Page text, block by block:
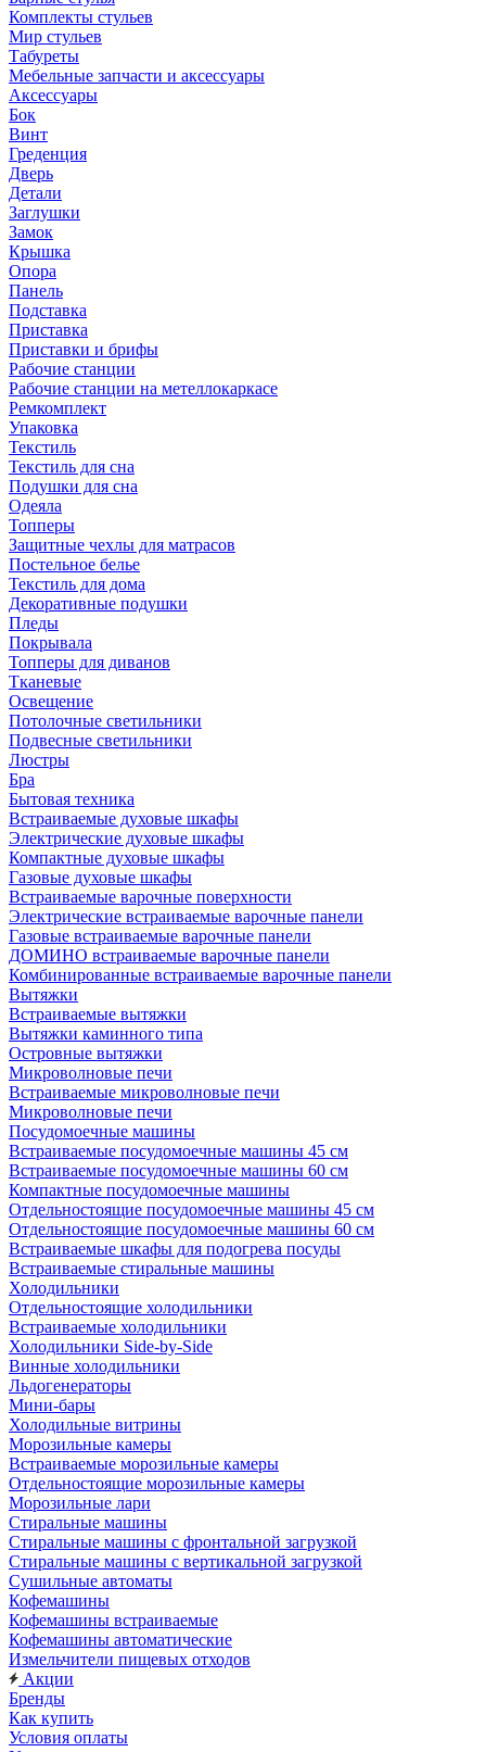
Комплекты стульев
Мир стульев
Табуреты
Мебельные запчасти и аксессуары
Аксессуары
Бок
Винт
Греденция
Дверь
Детали
Заглушки
Замок
Крышка
Опора
Панель
Подставка
Приставка
Приставки и брифы
Рабочие станции
Рабочие станции на метеллокаркасе
Ремкомплект
Упаковка
Текстиль
Текстиль для сна
Подушки для сна
Одеяла
Топперы
Защитные чехлы для матрасов
Постельное белье
Текстиль для дома
Декоративные подушки
Пледы
Покрывала
Топперы для диванов
Тканевые
Освещение
Потолочные светильники
Подвесные светильники
Люстры
Бра
Бытовая техника
Встраиваемые духовые шкафы
Электрические духовые шкафы
Компактные духовые шкафы
Газовые духовые шкафы
Встраиваемые варочные поверхности
Электрические встраиваемые варочные панели
Газовые встраиваемые варочные панели
ДОМИНО встраиваемые варочные панели
Комбинированные встраиваемые варочные панели
Вытяжки
Встраиваемые вытяжки
Вытяжки каминного типа
Островные вытяжки
Микроволновые печи
Встраиваемые микроволновые печи
Микроволновые печи
Посудомоечные машины
Встраиваемые посудомоечные машины 45 см
Встраиваемые посудомоечные машины 60 см
Компактные посудомоечные машины
Отдельностоящие посудомоечные машины 45 см
Отдельностоящие посудомоечные машины 60 см
Встраиваемые шкафы для подогрева посуды
Встраиваемые стиральные машины
Холодильники
Отдельностоящие холодильники
Встраиваемые холодильники
Холодильники Side-by-Side
Винные холодильники
Льдогенераторы
Мини-бары
Холодильные витрины
Морозильные камеры
Встраиваемые морозильные камеры
Отдельностоящие морозильные камеры
Морозильные лари
Стиральные машины
Стиральные машины с фронтальной загрузкой
Стиральные машины с вертикальной загрузкой
Сушильные автоматы
Кофемашины
Кофемашины встраиваемые
Кофемашины автоматические
Измельчители пищевых отходов
Акции
Бренды
Как купить
Условия оплаты